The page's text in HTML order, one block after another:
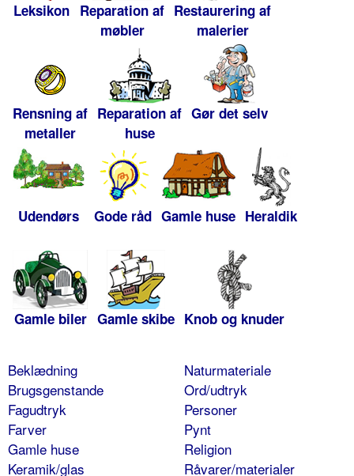
Leksikon Reparation af
møbler
Restaurering af
malerier
Rensning af
metaller
Reparation af
huse
Gør det selv
Udendørs Gode råd Gamle huse Heraldik
Gamle biler Gamle skibe Knob og knuder
Beklædning
Brugsgenstande
Fagudtryk
Farver
Gamle huse
Keramik/glas
Naturmateriale
Ord/udtryk
Personer
Pynt
Religion
Råvarer/materialer